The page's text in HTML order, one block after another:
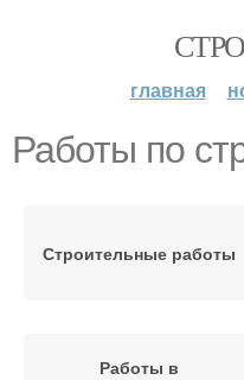
главная
Работы по
Строительные работы
Работы в